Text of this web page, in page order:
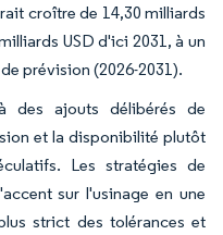
croître de 14,30 milliards
USD d'ici 2031, à un
prévision (2026-2031).
des ajouts délibérés de
et la disponibilité plutôt
Les stratégies de
sur l'usinage en une
strict des tolérances et